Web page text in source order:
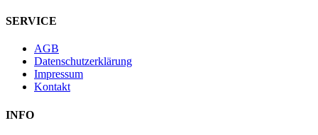
SERVICE
AGB
Datenschutzerklärung
Impressum
Kontakt
INFO